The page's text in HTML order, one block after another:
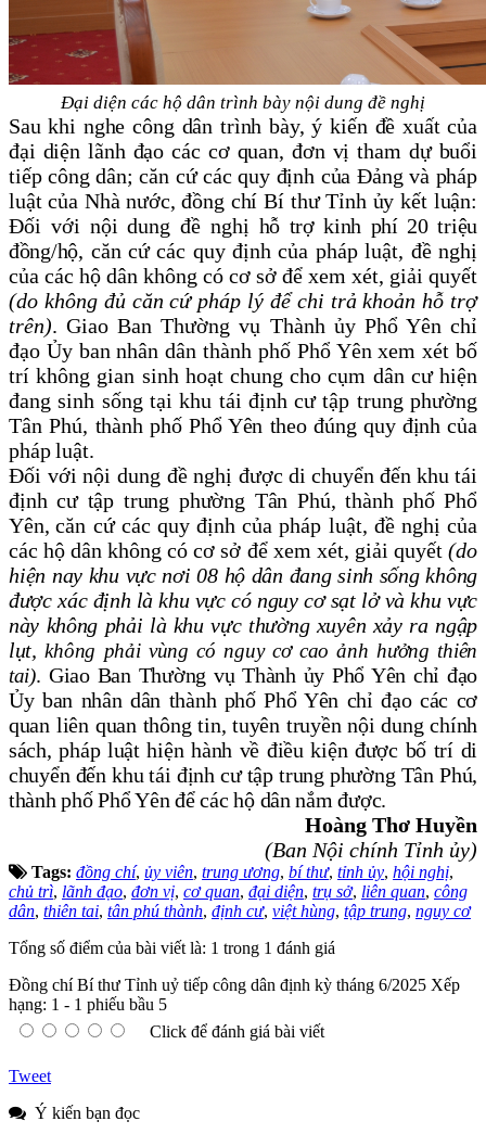
Đại diện các hộ dân trình bày nội dung đề nghị
Sau khi nghe công dân trình bày, ý kiến đề xuất của
đại diện lãnh đạo các cơ quan, đơn vị tham dự buổi
tiếp công dân; căn cứ các quy định của Đảng và pháp
luật của Nhà nước, đồng chí Bí thư Tỉnh ủy kết luận:
Đối với nội dung đề nghị hỗ trợ kinh phí 20 triệu
đồng/hộ, căn cứ các quy định của pháp luật, đề nghị
của các hộ dân không có cơ sở để xem xét, giải quyết
(do không đủ căn cứ pháp lý để chi trả khoản hỗ trợ
trên). Giao Ban Thường vụ Thành ủy Phổ Yên chỉ
đạo Ủy ban nhân dân thành phố Phổ Yên xem xét bố
trí không gian sinh hoạt chung cho cụm dân cư hiện
đang sinh sống tại khu tái định cư tập trung phường
Tân Phú, thành phố Phổ Yên theo đúng quy định của
pháp luật.
Đối với nội dung đề nghịđược di chuyển đến khu tái
định cư tập trung phường Tân Phú, thành phố Phổ
Yên,căn cứ các quy định của pháp luật, đề nghị của
các hộ dân không có cơ sở để xem xét, giải quyết (do
hiện nay khu vực nơi 08 hộ dân đang sinh sống không
được xác định là khu vực có nguy cơ sạt lở vàkhu vực
này không phải là khu vực thường xuyên xảy ra ngập
lụt,không phải vùng có nguy cơ cao ảnh hưởng thiên
tai). Giao Ban Thường vụ Thành ủy Phổ Yên chỉ đạo
Ủy ban nhân dân thành phố Phổ Yên chỉ đạo các cơ
quan liên quan thông tin, tuyên truyền nội dung chính
sách, pháp luật hiện hành về điều kiện được bố trí di
chuyển đến khutái định cư tập trung phường Tân Phú,
thành phố Phổ Yên để các hộ dân nắm được.
Hoàng Thơ Huyền
(Ban Nội chính Tỉnh ủy)
Tags: đồng chí, ủy viên, trung ương, bí thư, tỉnh ủy, hội nghị,
chủ trì, lãnh đạo, đơn vị, cơ quan, đại diện, trụ sở, liên quan, công
dân, thiên tai, tân phú thành, định cư, việt hùng, tập trung, nguy cơ
Tổng số điểm của bài viết là: 1 trong 1 đánh giá
Đồng chí Bí thư Tỉnh uỷ tiếp công dân định kỳ tháng 6/2025 Xếp
hạng: 1 - 1 phiếu bầu 5
Click để đánh giá bài viết
Tweet
Ý kiến bạn đọc